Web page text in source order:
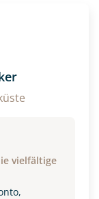
vielfältige